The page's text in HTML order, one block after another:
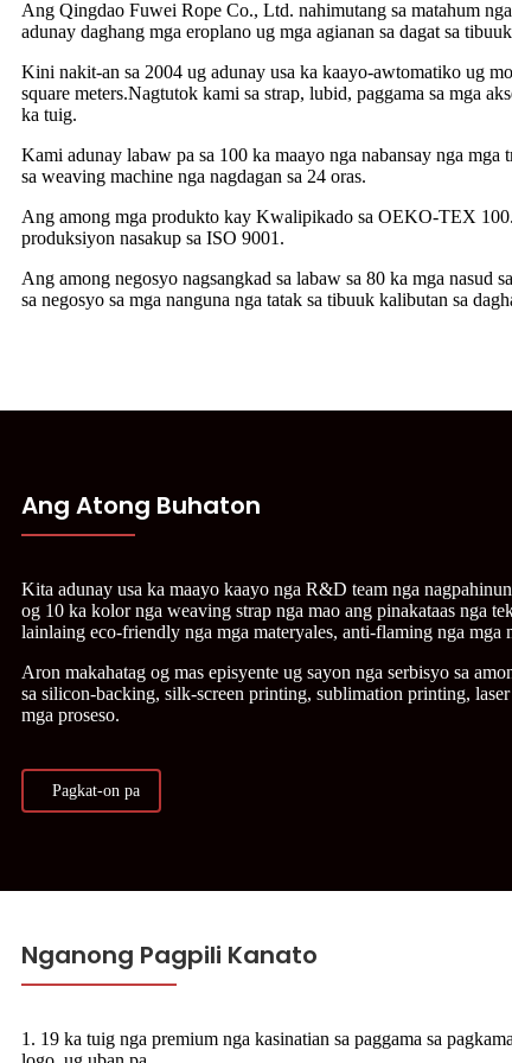
Ang Qingdao Fuwei Rope Co., Ltd. nahimutang sa matahum
adunay daghang mga eroplano ug mga agianan sa dagat sa
Kini nakit-an sa 2004 ug adunay usa ka kaayo-awtomatiko ug
square meters.Nagtutok kami sa strap, lubid, paggama sa mga
ka tuig.
Kami adunay labaw pa sa 100 ka maayo nga nabansay nga mga
sa weaving machine nga nagdagan sa 24 oras.
Ang among mga produkto kay Kwalipikado sa OEKO-TEX
produksiyon nasakup sa ISO 9001.
Ang among negosyo nagsangkad sa labaw sa 80 ka mga nasud
sa negosyo sa mga nanguna nga tatak sa tibuuk kalibutan sa
Ang Atong Buhaton
Kita adunay usa ka maayo kaayo nga R&D team nga
og 10 ka kolor nga weaving strap nga mao ang pinakataas nga
lainlaing eco-friendly nga mga materyales, anti-flaming nga mga
Aron makahatag og mas episyente ug sayon ​​nga serbisyo sa
sa silicon-backing, silk-screen printing, sublimation printing,
mga proseso.
Pagkat-on pa
Nganong Pagpili Kanato
1. 19 ka tuig nga premium nga kasinatian sa paggama sa